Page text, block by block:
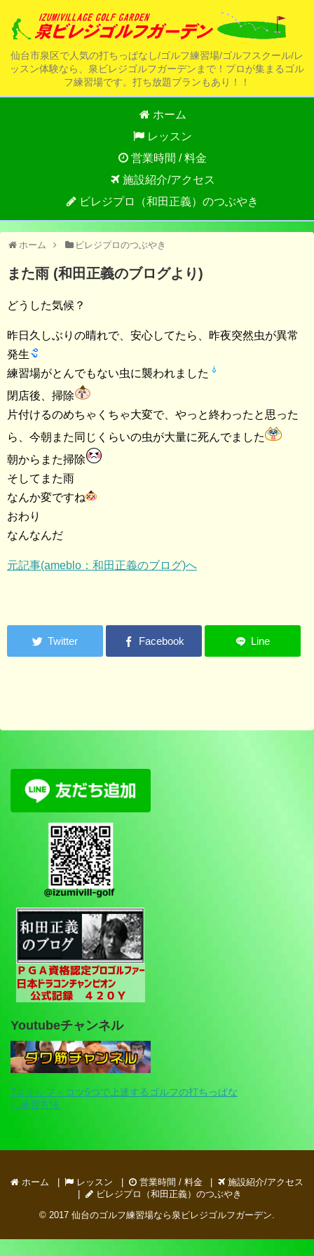
仙台市泉区で人気の打ちっぱなし/ゴルフ練習場/ゴルフスクール/レ
ッスン体験なら、泉ビレジゴルフガーデンまで！プロが集まるゴル
フ練習場です。打ち放題プランもあり！！
ホーム
レッスン
営業時間 / 料金
施設紹介/アクセス
ビレジプロ（和田正義）のつぶやき
ホーム ビレジプロのつぶやき
また雨 (和田正義のブログより)
どうした気候？
昨日久しぶりの晴れで、安心してたら、昨夜突然虫が異常
発生
練習場がとんでもない虫に襲われました
閉店後、掃除
片付けるのめちゃくちゃ大変で、やっと終わったと思った
ら、今朝また同じくらいの虫が大量に死んでました
朝からまた掃除
そしてまた雨
なんか変ですね
おわり
なんなんだ
元記事(ameblo：和田正義のブログ)へ
Youtubeチャンネル
7ステップ・コツ5つで上達するゴルフの打ちっぱな
し練習方法
ホーム レッスン 営業時間 / 料金
施設紹介/アクセス
ビレジプロ（和田正義）のつぶやき
© 2017 仙台のゴルフ練習場なら泉ビレジゴルフガーデン